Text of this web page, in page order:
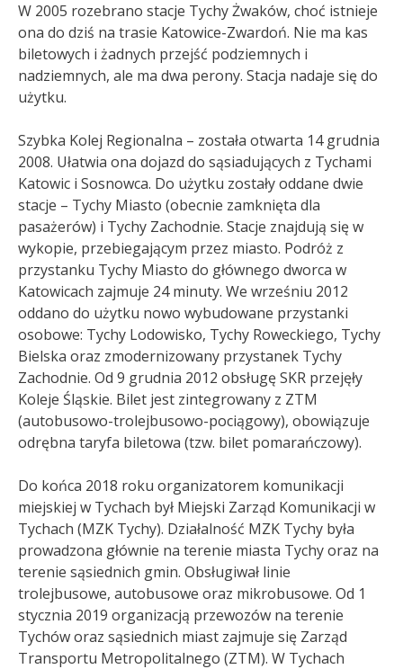
W 2005 rozebrano stacje Tychy Żwaków, choć istnieje
ona do dziś na trasie Katowice-Zwardoń. Nie ma kas
biletowych i żadnych przejść podziemnych i
nadziemnych, ale ma dwa perony. Stacja nadaje się do
użytku.
Szybka Kolej Regionalna – została otwarta 14 grudnia
2008. Ułatwia ona dojazd do sąsiadujących z Tychami
Katowic i Sosnowca. Do użytku zostały oddane dwie
stacje – Tychy Miasto (obecnie zamknięta dla
pasażerów) i Tychy Zachodnie. Stacje znajdują się w
wykopie, przebiegającym przez miasto. Podróż z
przystanku Tychy Miasto do głównego dworca w
Katowicach zajmuje 24 minuty. We wrześniu 2012
oddano do użytku nowo wybudowane przystanki
osobowe: Tychy Lodowisko, Tychy Roweckiego, Tychy
Bielska oraz zmodernizowany przystanek Tychy
Zachodnie. Od 9 grudnia 2012 obsługę SKR przejęły
Koleje Śląskie. Bilet jest zintegrowany z ZTM
(autobusowo-trolejbusowo-pociągowy), obowiązuje
odrębna taryfa biletowa (tzw. bilet pomarańczowy).
Do końca 2018 roku organizatorem komunikacji
miejskiej w Tychach był Miejski Zarząd Komunikacji w
Tychach (MZK Tychy). Działalność MZK Tychy była
prowadzona głównie na terenie miasta Tychy oraz na
terenie sąsiednich gmin. Obsługiwał linie
trolejbusowe, autobusowe oraz mikrobusowe. Od 1
stycznia 2019 organizacją przewozów na terenie
Tychów oraz sąsiednich miast zajmuje się Zarząd
Transportu Metropolitalnego (ZTM). W Tychach